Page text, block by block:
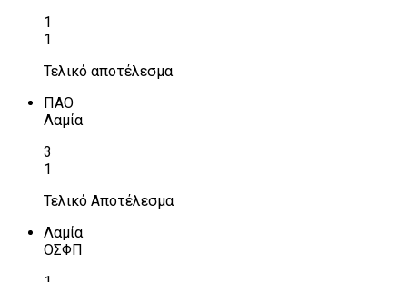
1
1
Τελικό αποτέλεσμα
ΠΑΟ
Λαμία
3
1
Τελικό Αποτέλεσμα
Λαμία
ΟΣΦΠ